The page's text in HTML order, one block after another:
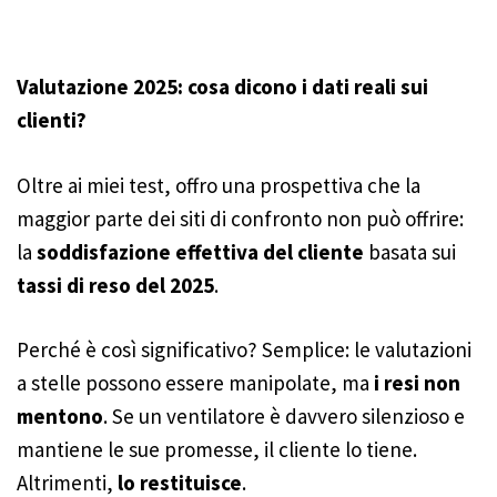
Valutazione 2025: cosa dicono i dati reali sui
clienti?
Oltre ai miei test, offro una prospettiva che la
maggior parte dei siti di confronto non può offrire:
la soddisfazione effettiva del cliente basata sui
tassi di reso del 2025.
Perché è così significativo? Semplice: le valutazioni
a stelle possono essere manipolate, ma i resi non
mentono. Se un ventilatore è davvero silenzioso e
mantiene le sue promesse, il cliente lo tiene.
Altrimenti, lo restituisce.